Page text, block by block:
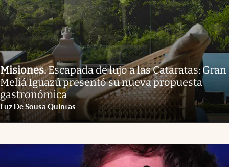
Misiones.Escapada de lujo a las Cataratas: Gran
Meliá Iguazú presentó su nueva propuesta
gastronómica
Luz De Sousa Quintas